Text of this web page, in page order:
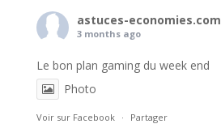
astuces-economies.com
3 months ago
Le bon plan gaming du week end
Photo
Voir sur Facebook · Partager